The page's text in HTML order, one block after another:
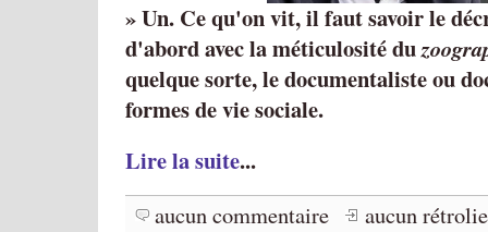
» Un. Ce qu'on vit, il faut savoir le
d'abord avec la méticulosité du
quelque sorte, le documentaliste ou
formes de vie sociale.
Lire la suite...
aucun commentaire aucun